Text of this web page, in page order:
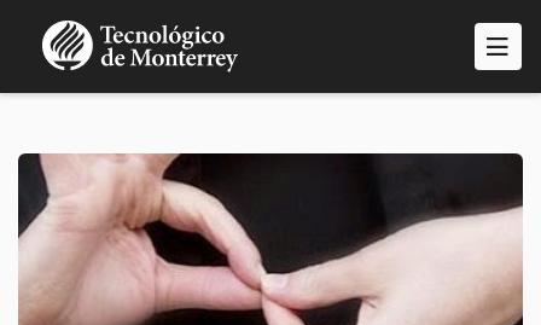
contenido